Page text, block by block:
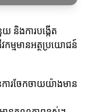
និងការបង្កើត
កម្មមានអត្ថប្រយោជន៍
ារចែកចាយយ៉ាងមាន